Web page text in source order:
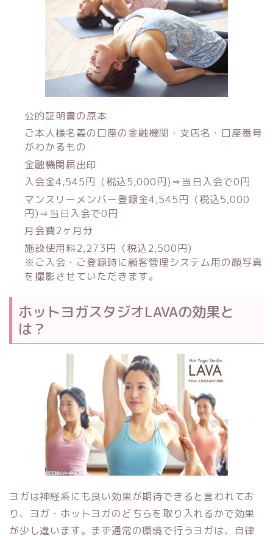
公的証明書の原本
ご本人様名義の口座の金融機関・支店名・口座番号
がわかるもの
金融機関届出印
入会金4,545円（税込5,000円)⇒当日入会で0円
マンスリーメンバー登録金4,545円（税込5,000
円)⇒当日入会で0円
月会費2ヶ月分
施設使用料2,273円（税込2,500円)
※ご入会・ご登録時に顧客管理システム用の顔写真
を撮影させていただきます。
ホットヨガスタジオLAVAの効果と
は？
ヨガは神経系にも良い効果が期待できると言われてお
り、ヨガ・ホットヨガのどちらを取り入れるかで効果
が少し違います。まず通常の環境で行うヨガは、自律